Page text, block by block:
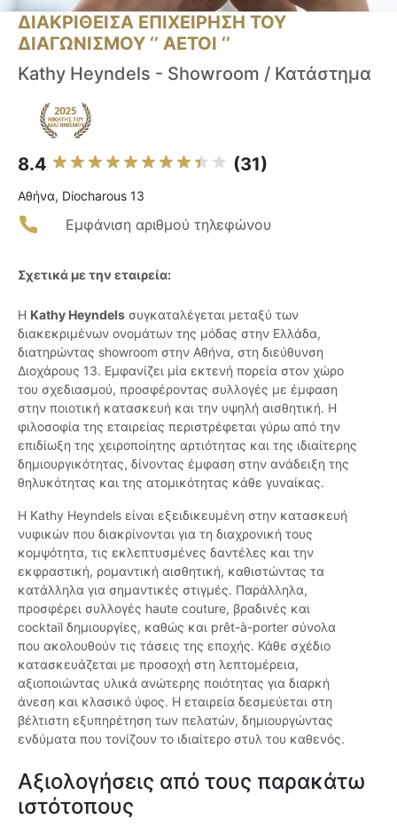
ΔΙΑΚΡΙΘΕΙΣΑ ΕΠΙΧΕΙΡΗΣΗ ΤΟΥ
ΔΙΑΓΩΝΙΣΜΟΥ ‘’ ΑΕΤΟΙ ‘’
Kathy Heyndels - Showroom / Κατάστημα
8.4 (31)
Αθήνα, Diocharous 13
Εμφάνιση αριθμού τηλεφώνου
Σχετικά με την εταιρεία:
Η Kathy Heyndels συγκαταλέγεται μεταξύ των
διακεκριμένων ονομάτων της μόδας στην Ελλάδα,
διατηρώντας showroom στην Αθήνα, στη διεύθυνση
Διοχάρους 13. Εμφανίζει μία εκτενή πορεία στον χώρο
του σχεδιασμού, προσφέροντας συλλογές με έμφαση
στην ποιοτική κατασκευή και την υψηλή αισθητική. Η
φιλοσοφία της εταιρείας περιστρέφεται γύρω από την
επιδίωξη της χειροποίητης αρτιότητας και της ιδιαίτερης
δημιουργικότητας, δίνοντας έμφαση στην ανάδειξη της
θηλυκότητας και της ατομικότητας κάθε γυναίκας.
Η Kathy Heyndels είναι εξειδικευμένη στην κατασκευή
νυφικών που διακρίνονται για τη διαχρονική τους
κομψότητα, τις εκλεπτυσμένες δαντέλες και την
εκφραστική, ρομαντική αισθητική, καθιστώντας τα
κατάλληλα για σημαντικές στιγμές. Παράλληλα,
προσφέρει συλλογές haute couture, βραδινές και
cocktail δημιουργίες, καθώς και prêt-à-porter σύνολα
που ακολουθούν τις τάσεις της εποχής. Κάθε σχέδιο
κατασκευάζεται με προσοχή στη λεπτομέρεια,
αξιοποιώντας υλικά ανώτερης ποιότητας για διαρκή
άνεση και κλασικό ύφος. Η εταιρεία δεσμεύεται στη
βέλτιστη εξυπηρέτηση των πελατών, δημιουργώντας
ενδύματα που τονίζουν το ιδιαίτερο στυλ του καθενός.
Αξιολογήσεις από τους παρακάτω
ιστότοπους